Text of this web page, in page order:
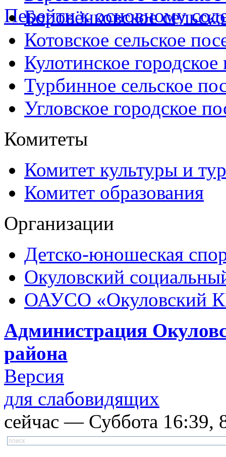
Перейти к основному
Боровёнковское
Котовское сельское
Кулотинское городское
Турбинное сельское
Угловское городское
Комитеты
Комитет культуры и
Комитет образования
Организации
Детско-юношеская
Окуловский
ОАУСО «Окуловский
Администрация
района
Версия
для слабовидящих
сейчас — Суббота 16:39,